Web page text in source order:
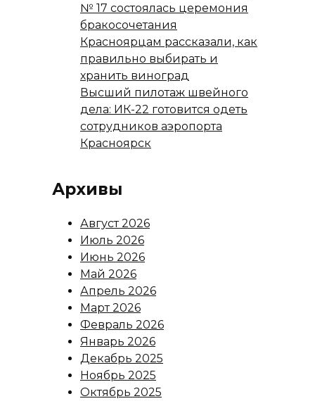
№ 17 состоялась церемония
бракосочетания
Красноярцам рассказали, как
правильно выбирать и
хранить виноград
Высший пилотаж швейного
дела: ИК-22 готовится одеть
сотрудников аэропорта
Красноярск
Архивы
Август 2026
Июль 2026
Июнь 2026
Май 2026
Апрель 2026
Март 2026
Февраль 2026
Январь 2026
Декабрь 2025
Ноябрь 2025
Октябрь 2025